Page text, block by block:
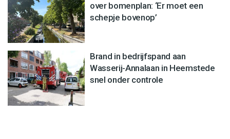
over bomenplan: ‘Er moet een
schepje bovenop’
Brand in bedrijfspand aan
Wasserij-Annalaan in Heemstede
snel onder controle